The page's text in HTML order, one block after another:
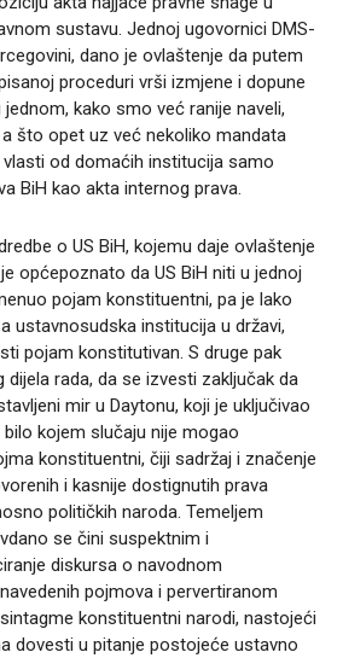
sustavu. Jednoj ugovornici DMS-
dano je ovlaštenje da putem
proceduri vrši izmjene i dopune
kako smo već ranije naveli,
što opet uz već nekoliko mandata
od domaćih institucija samo
BiH kao akta internog prava.
o US BiH, kojemu daje ovlaštenje
općepoznato da US BiH niti u jednoj
pojam konstituentni, pa je lako
ustavnosudska institucija u državi,
pojam konstitutivan. S druge pak
rada, da se izvesti zaključak da
mir u Daytonu, koji je uključivao
kojem slučaju nije mogao
konstituentni, čiji sadržaj i značenje
i kasnije dostignutih prava
političkih naroda. Temeljem
se čini suspektnim i
diskursa o navodnom
pojmova i pervertiranom
konstituentni narodi, nastojeći
dovesti u pitanje postojeće ustavno